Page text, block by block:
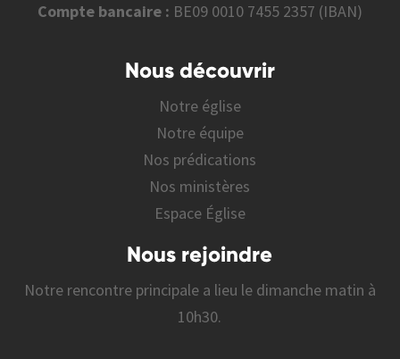
Compte bancaire : BE09 0010 7455 2357 (IBAN)
Nous découvrir
Notre église
Notre équipe
Nos prédications
Nos ministères
Espace Église
Nous rejoindre
Notre rencontre principale a lieu le dimanche matin à
10h30.